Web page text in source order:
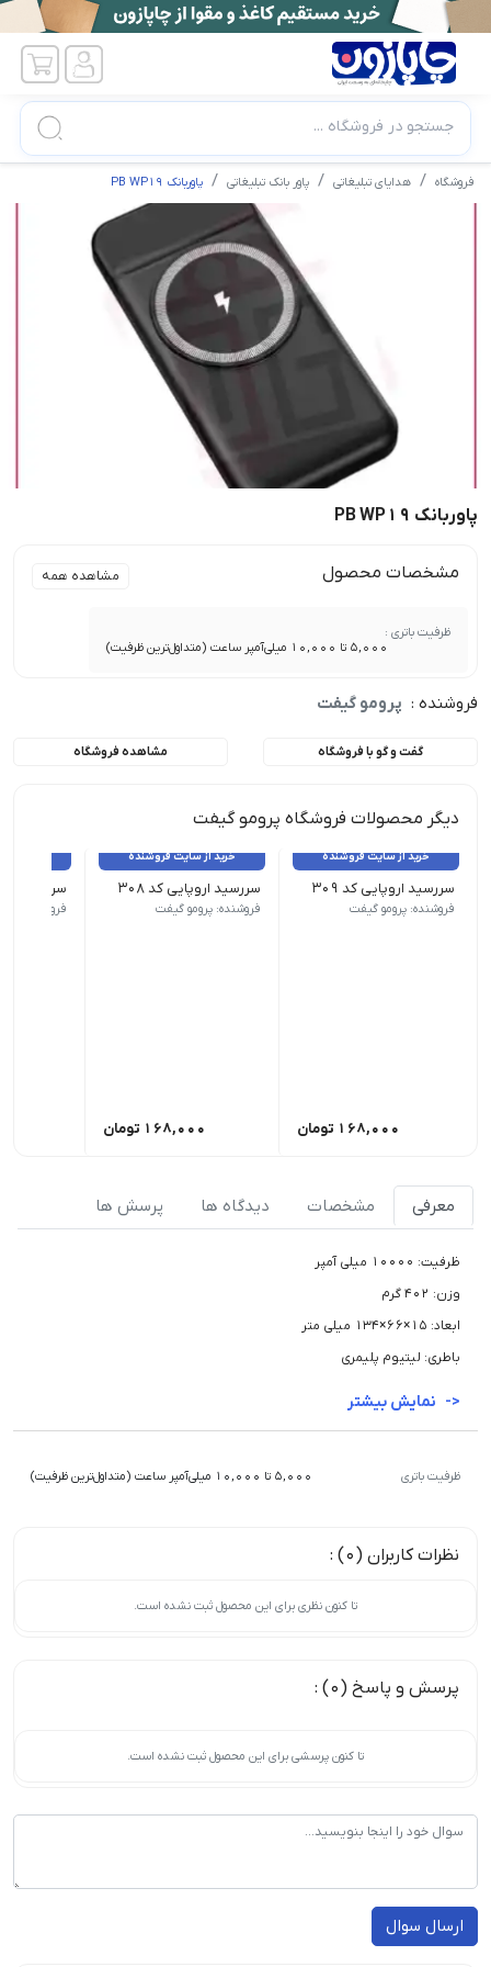
جستجو در فروشگاه ...
فروشگاه هدایای تبلیغاتی پاور بانک تبلیغاتی پاوربانک PB WP19
پاوربانک PB WP19
مشخصات محصول مشاهده همه
ظرفیت باتری :
5,000 تا 10,000 میلی‌آمپر ساعت (متداول‌ترین ظرفیت)
فروشنده : پرومو گیفت
گفت و گو با فروشگاه مشاهده فروشگاه
دیگر محصولات فروشگاه پرومو گیفت
خرید از سایت فروشنده
سررسید اروپایی کد 309
نوع سررسید (سالنامه) اروپایی | ابعاد 13.5×22 | صفحات روزشمار (جمعه مشترک) | صفحات داخلی دو رنگ
فروشنده: پرومو گیفت
168,000 تومان
خرید از سایت فروشنده
سررسید اروپایی کد 308
نوع سررسید (سالنامه) اروپایی | ابعاد 13.5×22 | صفحات روزشمار (جمعه مشترک) | صفحات داخلی دو رنگ
فروشنده: پرومو گیفت
168,000 تومان
سررسید
نوع سررسید (سالنامه)
فروشنده:
معرفی مشخصات دیدگاه ها پرسش ها
ظرفیت: 10000 میلی آمپر
وزن: 402 گرم
ابعاد: 15×66×134 میلی متر
باطری: لیتیوم پلیمری
ظرفیت باتری 5,000 تا 10,000 میلی‌آمپر ساعت (متداول‌ترین ظرفیت)
نظرات کاربران (0) :
تا کنون نظری برای این محصول ثبت نشده است.
پرسش و پاسخ (0) :
تا کنون پرسشی برای این محصول ثبت نشده است.
ارسال سوال